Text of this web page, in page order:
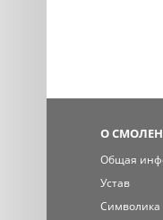
О
Общая
Устав
Символика